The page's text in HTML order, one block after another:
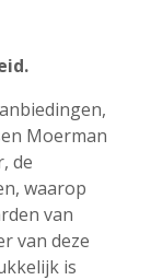
Moerman
de
waarop
van
van deze
is